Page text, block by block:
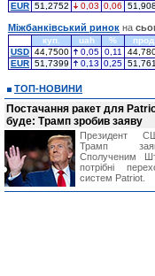
EUR 51,2752 0,03 0,06
Міжбанківський ринок на
куп. uah % прод.
USD 44,7500 0,05 0,11
EUR 51,7399 0,13 0,25
ТОП-НОВИНИ
Постачання ракет для
буде: Трамп зробив заяву
Президент
Трамп
Сполученим
потрібні
систем Patriot.